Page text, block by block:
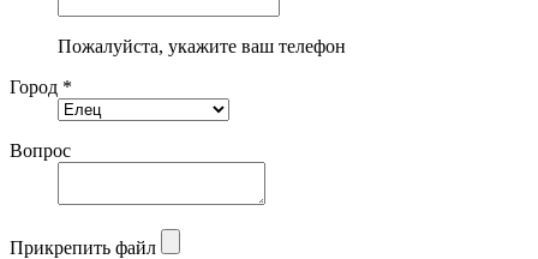
Пожалуйста, укажите ваш телефон
Город *
Вопрос
Прикрепить файл